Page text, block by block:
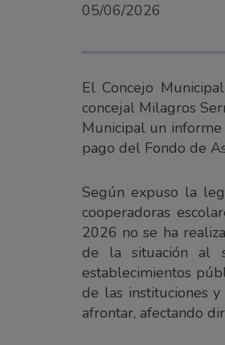
05/06/2026
El Concejo
concejal Milagros
Municipal un
pago del Fondo de
Según expuso la
cooperadoras
2026 no se ha
de la situación al
establecimientos
de las instituciones
afrontar, afectando